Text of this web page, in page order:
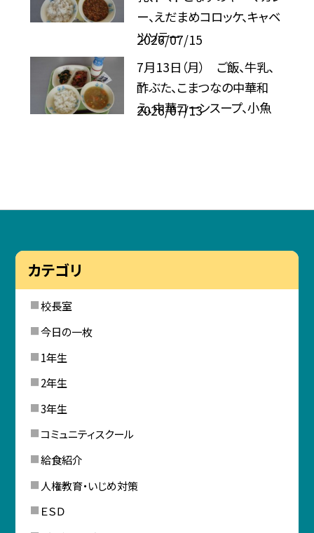
ー、えだまめコロッケ、キャベ
ツソテー
2026/07/15
7月13日（月） ご飯、牛乳、
酢ぶた、こまつなの中華和
え、中華コーンスープ、小魚
2026/07/13
カテゴリ
校長室
今日の一枚
1年生
2年生
3年生
コミュニティスクール
給食紹介
人権教育・いじめ対策
ＥＳＤ